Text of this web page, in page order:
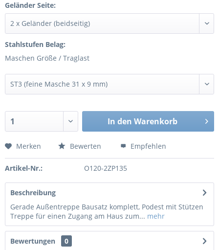
Geländer Seite:
Stahlstufen Belag:
Maschen Größe / Traglast
In den Warenkorb
Merken Bewerten Empfehlen
Artikel-Nr.: O120-2ZP135
Beschreibung
Gerade Außentreppe Bausatz komplett, Podest mit Stützen
Treppe für einen Zugang am Haus zum... mehr
Bewertungen
0